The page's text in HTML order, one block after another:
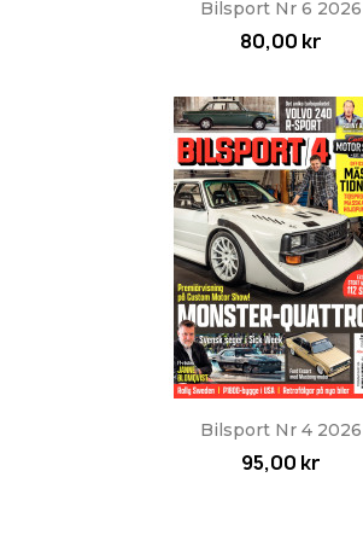
Bilsport Nr 6 2026
80,00 kr
Snabbvy
Bilsport Nr 4 2026
95,00 kr